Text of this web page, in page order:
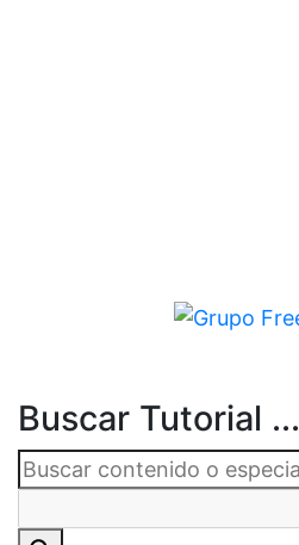
Buscar Tutorial ...